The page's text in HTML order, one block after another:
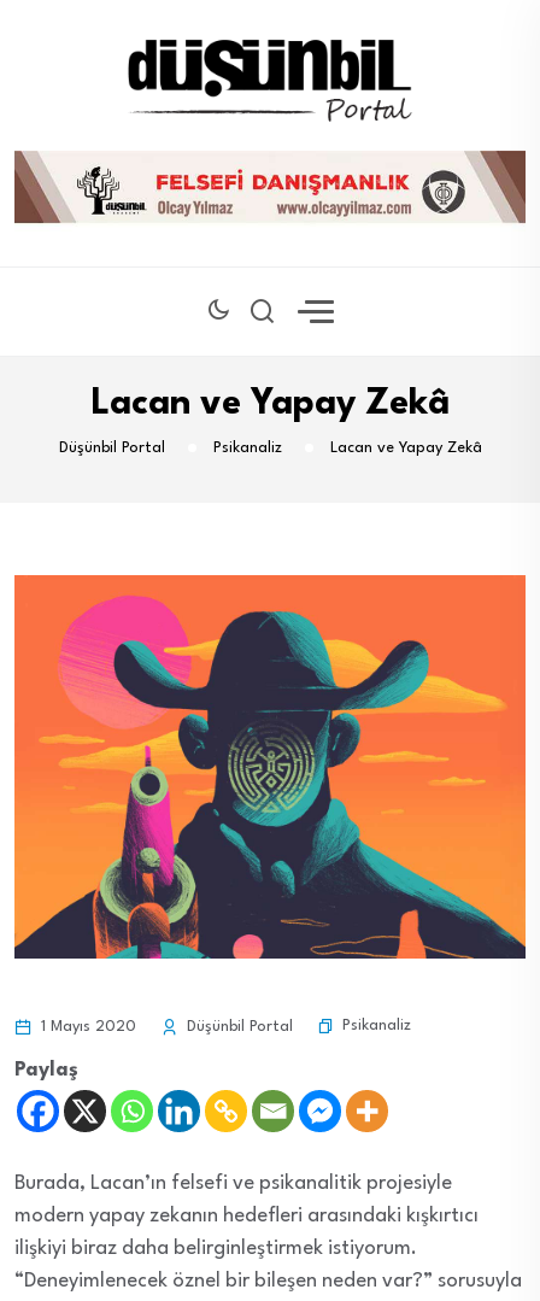
Lacan ve Yapay Zekâ
Düşünbil Portal Psikanaliz Lacan ve Yapay Zekâ
1 Mayıs 2020 Düşünbil Portal Psikanaliz
Paylaş
Burada, Lacan’ın felsefi ve psikanalitik projesiyle
modern yapay zekanın hedefleri arasındaki kışkırtıcı
ilişkiyi biraz daha belirginleştirmek istiyorum.
“Deneyimlenecek öznel bir bileşen neden var?” sorusuyla